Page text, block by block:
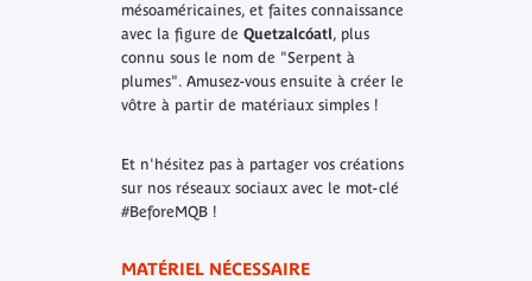
mésoaméricaines, et faites connaissance
avec la figure de Quetzalcóatl, plus
connu sous le nom de "Serpent à
plumes". Amusez-vous ensuite à créer le
vôtre à partir de matériaux simples !
Et n'hésitez pas à partager vos créations
sur nos réseaux sociaux avec le mot-clé
#BeforeMQB !
MATÉRIEL NÉCESSAIRE